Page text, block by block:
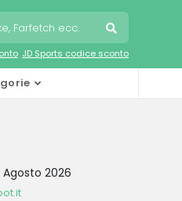
JD Sports codice sconto
2026